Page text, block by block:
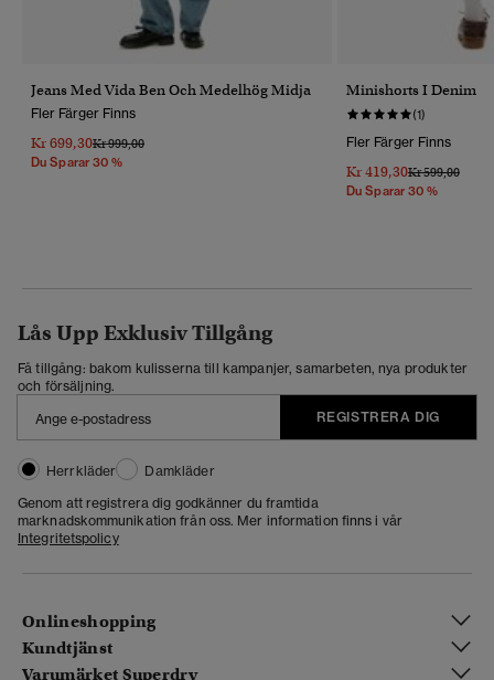
Jeans Med Vida Ben Och Medelhög Midja
Fler Färger Finns
Kr 699,30Pris Reducerat Från
Kr 999,00Till
Du Sparar 30 %
Minishorts I Denim
(1)
Fler Färger Finns
Kr 419,30Pris Reducerat
Kr 599,00Till
Du Sparar 30 %
Lås Upp Exklusiv Tillgång
Få tillgång: bakom kulisserna till kampanjer, samarbeten, nya produkter
och försäljning.
REGISTRERA DIG
Herrkläder
Damkläder
Genom att registrera dig godkänner du framtida
marknadskommunikation från oss. Mer information finns i vår
Integritetspolicy
Onlineshopping
Kundtjänst
Varumärket Superdry